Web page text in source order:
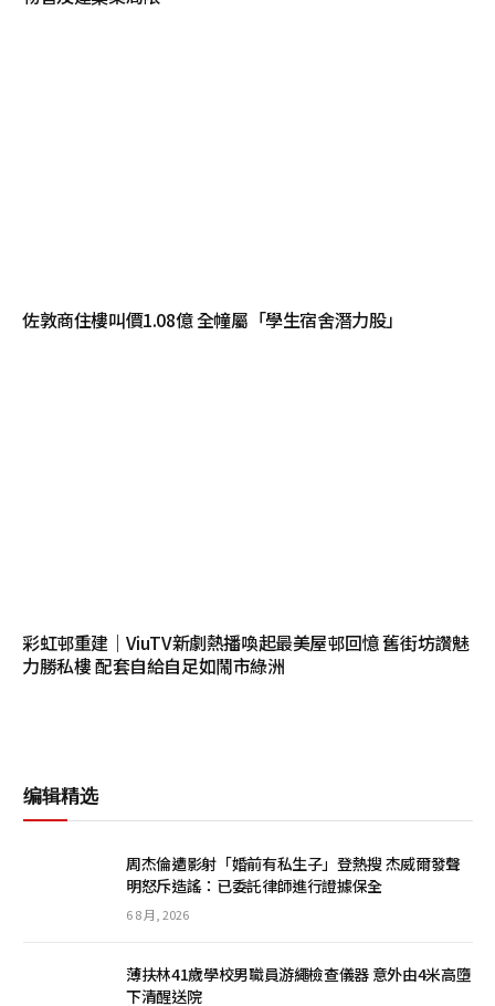
佐敦商住樓叫價1.08億 全幢屬「學生宿舍潛力股」
彩虹邨重建｜ViuTV新劇熱播喚起最美屋邨回憶 舊街坊讚魅
力勝私樓 配套自給自足如鬧市綠洲
编辑精选
周杰倫遭影射「婚前有私生子」登熱搜 杰威爾發聲
明怒斥造謠：已委託律師進行證據保全
6 8 月, 2026
薄扶林41歲學校男職員游繩檢查儀器 意外由4米高墮
下清醒送院